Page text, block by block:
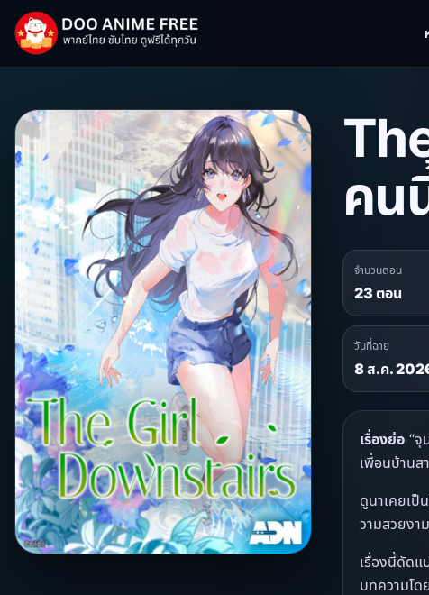
คน
จำนวนตอน
23 ตอน
วันที่ฉาย
8 ส.ค.
เรื่องย่อ “จุ
เพื่อนบ้านส
ดูนาเคยเป็
วามสวยงา
เรื่องนี้ดัดแ
บทความโ